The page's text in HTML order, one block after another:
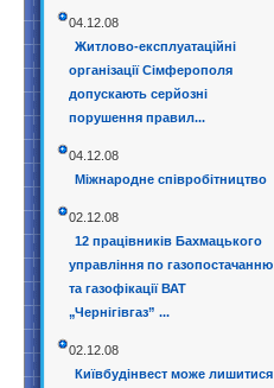
04.12.08
Житлово-експлуатаційні
організації Сімферополя
допускають серйозні
порушення правил...
04.12.08
Міжнародне співробітництво
02.12.08
12 працівників Бахмацького
управління по газопостачанню
та газофікації ВАТ
„Чернігівгаз” ...
02.12.08
Київбудінвест може лишитися